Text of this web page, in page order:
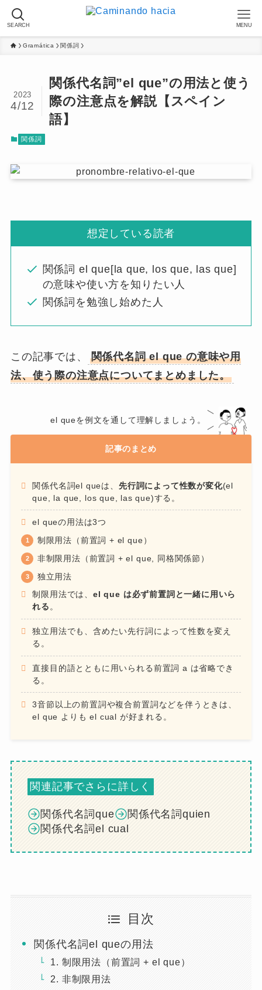
SEARCH MENU
Gramática 関係詞
関係代名詞”el que”の用法と使う
際の注意点を解説【スペイン
語】
2023
4/12
関係詞
想定している読者
関係詞 el que[la que, los que, las que]
の意味や使い方を知りたい人
関係詞を勉強し始めた人
この記事では、
関係代名詞 el que の意味や用
法、使う際の注意点についてまとめました。
el queを例文を通して理解しましょう。
記事のまとめ
関係代名詞el queは、 先行詞によって性数が変化(el
que, la que, los que, las que)する。
el queの用法は3つ
制限用法（前置詞 + el que）
非制限用法（前置詞 + el que, 同格関係節）
独立用法
制限用法では、el que は必ず前置詞と一緒に用いら
れる。
独立用法でも、含めたい先行詞によって性数を変え
る。
直接目的語とともに用いられる前置詞 a は省略でき
る。
3音節以上の前置詞や複合前置詞などを伴うときは、
el que よりも el cual が好まれる。
関連記事でさらに詳しく
関係代名詞que
関係代名詞quien
関係代名詞el cual
目次
関係代名詞el queの用法
1. 制限用法（前置詞 + el que）
2. 非制限用法